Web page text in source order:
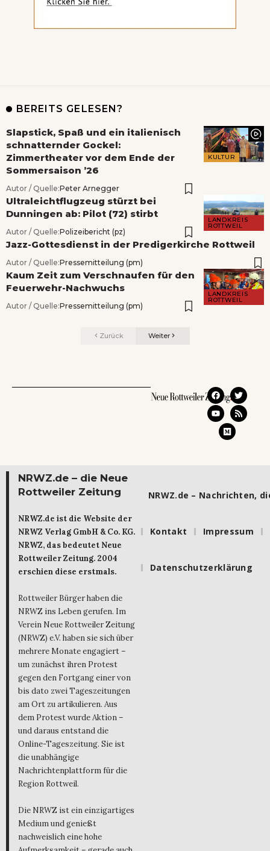
BEREITS GELESEN?
KULTUR
Slapstick, Spaß und ein italienisch
schnatternder Gockel:
Zimmertheater vor dem Ende der
Sommersaison ’26
Autor / Quelle:Peter Arnegger
LANDKREIS
ROTTWEIL
Ultraleichtflugzeug stürzt bei
Dunningen ab: Pilot (72) stirbt
Autor / Quelle:Polizeibericht (pz)
Jazz-Gottesdienst in der Predigerkirche Rottweil
Autor / Quelle:Pressemitteilung (pm)
LANDKREIS
ROTTWEIL
Kaum Zeit zum Verschnaufen für den
Feuerwehr-Nachwuchs
Autor / Quelle:Pressemitteilung (pm)
Zurück Weiter
NRWZ.de – die Neue
Rottweiler Zeitung
NRWZ.de ist die Website der
NRWZ Verlag GmbH & Co. KG.
NRWZ, das bedeutet Neue
Rottweiler Zeitung. 2004
erschien diese erstmals.
Rottweiler Bürger haben die
NRWZ ins Leben gerufen. Im
Verein Neue Rottweiler Zeitung
(NRWZ) e.V. haben sie sich über
mehrere Monate engagiert –
um zunächst ihren Protest
gegen den Fortgang einer von
bis dato zwei Tageszeitungen
am Ort zu artikulieren. Aus
dem Protest wurde Aktion –
und daraus entstand die
Online-Tageszeitung. Sie ist
die unabhängige
Nachrichtenplattform für die
Region Rottweil.
Die NRWZ ist ein einzigartiges
Medium und genießt
nachweislich eine hohe
NRWZ.de – Nachrichten,
Kontakt Impressum
Datenschutzerklärung